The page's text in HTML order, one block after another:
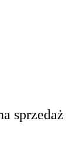
sprzedaż